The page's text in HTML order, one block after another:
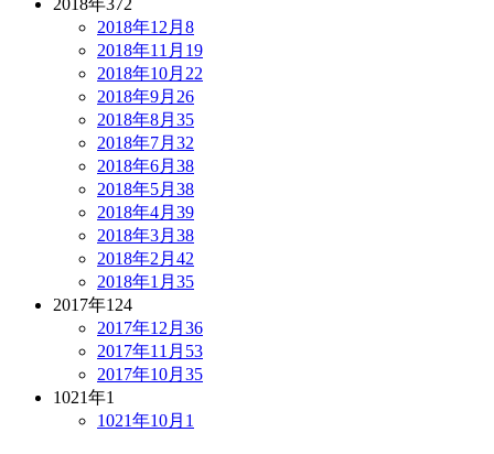
2018年372
2018年12月 8
2018年11月 19
2018年10月 22
2018年9月 26
2018年8月 35
2018年7月 32
2018年6月 38
2018年5月 38
2018年4月 39
2018年3月 38
2018年2月 42
2018年1月 35
2017年124
2017年12月 36
2017年11月 53
2017年10月 35
1021年1
1021年10月 1